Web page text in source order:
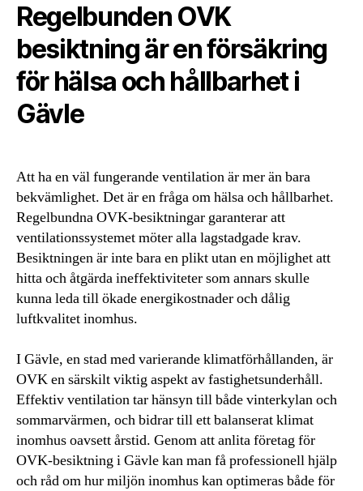
Regelbunden OVK
besiktning är en försäkring
för hälsa och hållbarhet i
Gävle
Att ha en väl fungerande ventilation är mer än bara
bekvämlighet. Det är en fråga om hälsa och hållbarhet.
Regelbundna OVK-besiktningar garanterar att
ventilationssystemet möter alla lagstadgade krav.
Besiktningen är inte bara en plikt utan en möjlighet att
hitta och åtgärda ineffektiviteter som annars skulle
kunna leda till ökade energikostnader och dålig
luftkvalitet inomhus.
I Gävle, en stad med varierande klimatförhållanden, är
OVK en särskilt viktig aspekt av fastighetsunderhåll.
Effektiv ventilation tar hänsyn till både vinterkylan och
sommarvärmen, och bidrar till ett balanserat klimat
inomhus oavsett årstid. Genom att anlita företag för
OVK-besiktning i Gävle kan man få professionell hjälp
och råd om hur miljön inomhus kan optimeras både för